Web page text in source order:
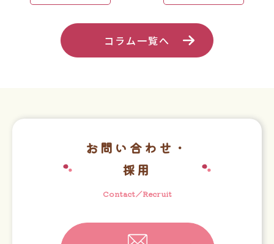
コラム一覧へ
お問い合わせ・
採用
Contact／Recruit